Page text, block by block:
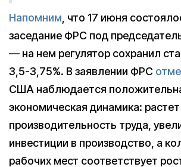
Напомним, что 17 июня
заседание ФРС под
— на нем регулятор сохранил
3,5-3,75%. В заявлении ФРС
США наблюдается
экономическая динамика: растет
производительность труда,
инвестиции в производство, а
рабочих мест соответствует